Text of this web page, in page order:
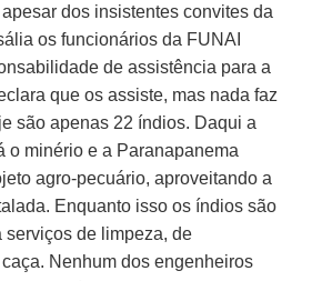
dos insistentes convites da
os funcionários da FUNAI
de assistência para a
que os assiste, mas nada faz
são apenas 22 índios. Daqui a
o minério e a Paranapanema
agro-pecuário, aproveitando a
Enquanto isso os índios são
serviços de limpeza, de
Nenhum dos engenheiros